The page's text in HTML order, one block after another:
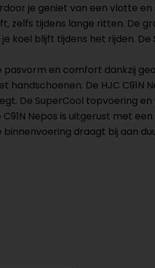
je geniet van een vlotte en
zelfs tijdens lange ritten. De
koel blijft tijdens het rijden.
en comfort dankzij
De HJC C91N
De SuperCool topvoering en
Nepos is uitgerust met
draagt bij aan